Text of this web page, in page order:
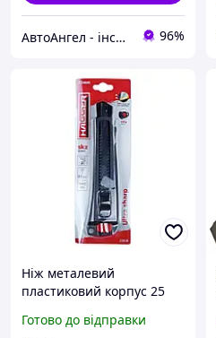
АвтоАнгел - інструменти та обладнання для СТО, витратні матеріали, товари для дому та саду 96%
Ніж металевий
пластиковий корпус 25
Готово до відправки